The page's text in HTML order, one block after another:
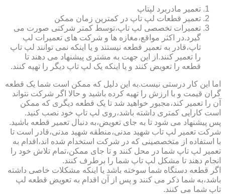
تعمیر مادربرد لپتاپ
تعمیر قطعات لپ تاپ در کمترین زمان ممکن
تعمیرات تخصصی لپ تاپ،توسط کمتر شرکتی صورت می
گیرد.در اکثر مواقع،مغازه ها و شرکت های تعمیرات لپ
تاپ،قادر به تعمیر قطعه نیستند و یا اینکه نمی توانند لپ تاپ
را تعمیر کنند.از این جهت به مشتری پیشنهاد می دهند تا
قطعه را تعویض کنند و یا اینکه یک لپ تاپ دیگر را تهیه کنند.
اما این کار درستی نیست.به این دلیل که ممکن است شما یک قطعه
گران قیمت و با ارزش را تهیه کرده باشید و حالا اگر شرکت نتواند
آن را تعمیر کند،مجبور خواهید شد تا یک قطعه دیگری که ممکن
است کارایی کمتری داشته باشد،روی لپ تاپ خود نصب کنید.
پس پیشنهاد می شود تا به جای تعویض،به دنبال تعمیر قطعه باشید.
شرکت تعمیر لپ تاب شهید مدنی،منطقه شهید مدنی،قادر است تا
با استفاده از متخصصینی که در شرکت استخدام شده اند،اقدام به
تعمیر لپ تاپ شما در محل کنند و تا جای ممکن،تمام تلاش خود را
انجام دهند تا مشکل لپ تاپ شما را برطرف کنند.
اگر قطعه دستگاه شما سوخته باشد یا اینکه مشکلات خاصی داشته
باشد،به شما ذکر می کنند و پس از آن اقدام به تعویض قطعه لپ
تاپ شما می کنند.